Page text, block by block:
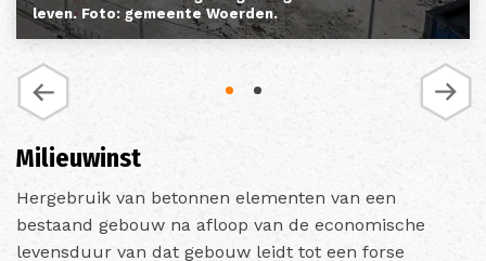
leven. Foto: gemeente Woerden.
Milieuwinst
Hergebruik van betonnen elementen van een
bestaand gebouw na afloop van de economische
levensduur van dat gebouw leidt tot een forse